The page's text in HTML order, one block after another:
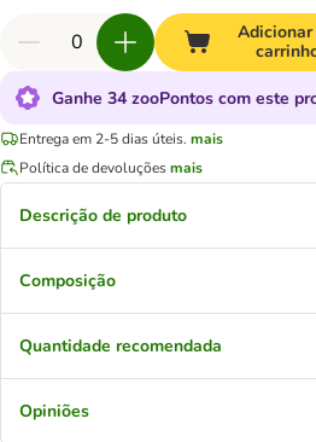
Adicionar
Ganhe 34 zooPontos com este
Entrega em 2-5 dias úteis. mais
Política de devoluçõesmais
Descrição de produto
Composição
Quantidade recomendada
Opiniões